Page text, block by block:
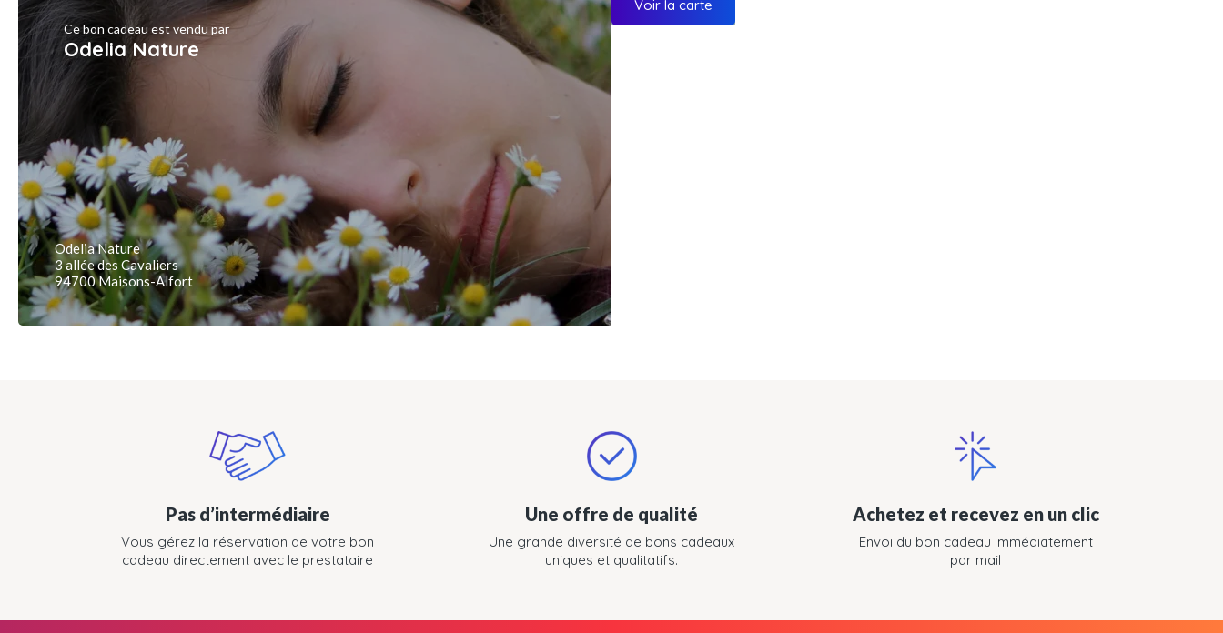
Ce bon cadeau est vendu par
Odelia Nature
Odelia Nature
3 allée des Cavaliers
94700 Maisons-Alfort
Voir la carte
Pas d’intermédiaire
Vous gérez la réservation de votre bon
cadeau directement avec le prestataire
Une offre de qualité
Une grande diversité de bons cadeaux
uniques et qualitatifs.
Achetez et recevez en un clic
Envoi du bon cadeau immédiatement
par mail